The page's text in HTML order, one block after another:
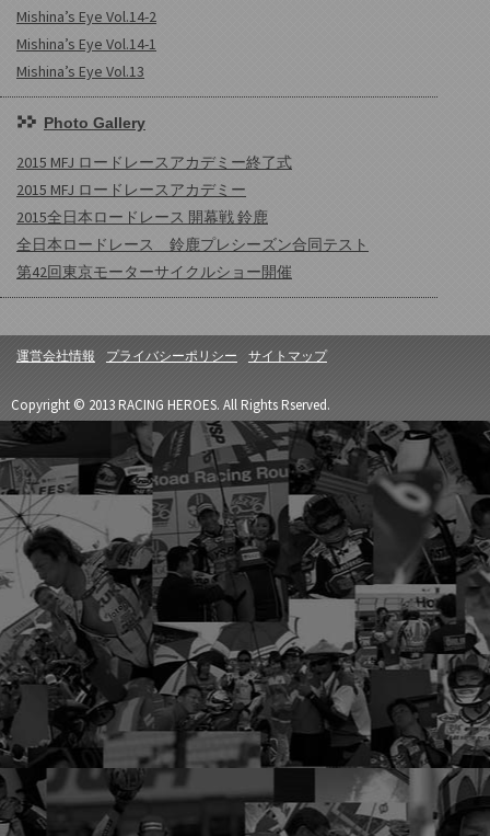
Mishina’s Eye Vol.14-2
Mishina’s Eye Vol.14-1
Mishina’s Eye Vol.13
Photo Gallery
2015 MFJ ロードレースアカデミー終了式
2015 MFJ ロードレースアカデミー
2015全日本ロードレース 開幕戦 鈴鹿
全日本ロードレース 鈴鹿プレシーズン合同テスト
第42回東京モーターサイクルショー開催
運営会社情報 プライバシーポリシー サイトマップ
Copyright © 2013 RACING HEROES. All Rights Rserved.